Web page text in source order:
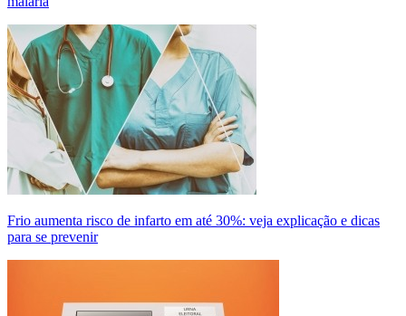
Frio aumenta risco de infarto em até 30%: veja explicação e dicas
para se prevenir